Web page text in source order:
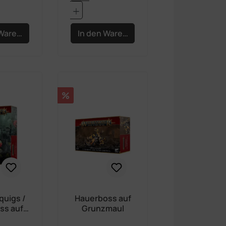
In den Warenkorb
/
auf
Rabatt
%
Hauerboss auf
Grunzmaul